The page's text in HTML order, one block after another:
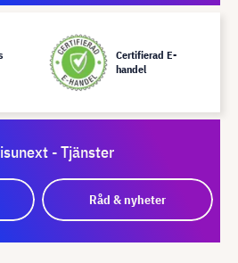
Certifierad E-
handel
- Tjänster
Råd & nyheter